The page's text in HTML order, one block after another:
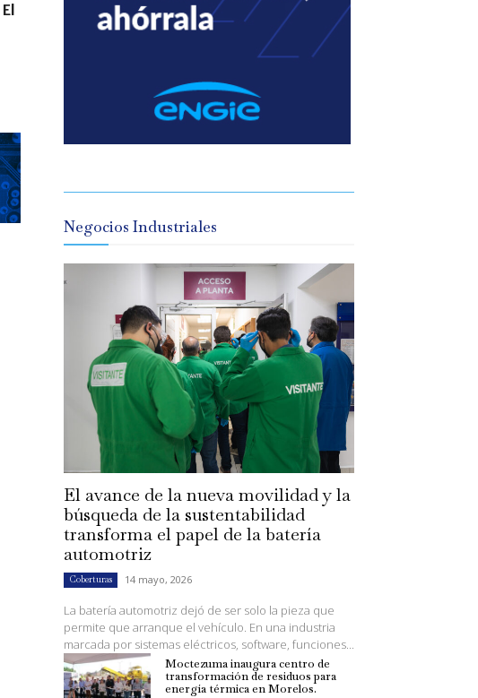
El
Negocios Industriales
El avance de la nueva movilidad y la
búsqueda de la sustentabilidad
transforma el papel de la batería
automotriz
Coberturas 14 mayo, 2026
La batería automotriz dejó de ser solo la pieza que
permite que arranque el vehículo. En una industria
marcada por sistemas eléctricos, software, funciones...
Moctezuma inaugura centro de
transformación de residuos para
energía térmica en Morelos.